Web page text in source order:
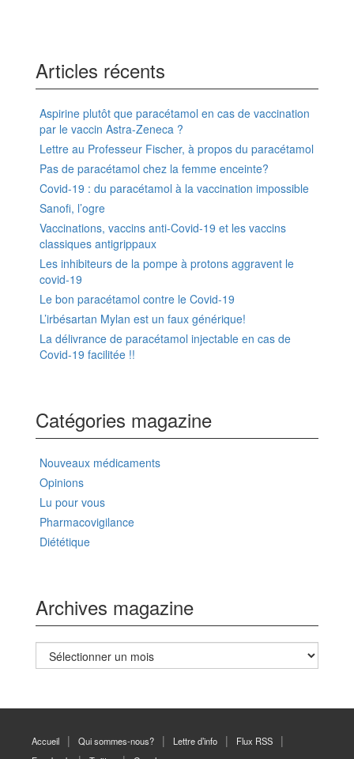
Articles récents
Aspirine plutôt que paracétamol en cas de vaccination
par le vaccin Astra-Zeneca ?
Lettre au Professeur Fischer, à propos du paracétamol
Pas de paracétamol chez la femme enceinte?
Covid-19 : du paracétamol à la vaccination impossible
Sanofi, l’ogre
Vaccinations, vaccins anti-Covid-19 et les vaccins
classiques antigrippaux
Les inhibiteurs de la pompe à protons aggravent le
covid-19
Le bon paracétamol contre le Covid-19
L’irbésartan Mylan est un faux générique!
La délivrance de paracétamol injectable en cas de
Covid-19 facilitée !!
Catégories magazine
Nouveaux médicaments
Opinions
Lu pour vous
Pharmacovigilance
Diététique
Archives magazine
Archives
magazine
Accueil Qui sommes-nous? Lettre d’info
Flux RSS